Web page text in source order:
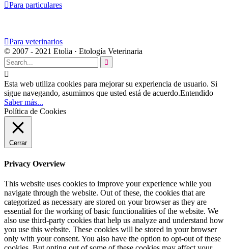
Para particulares
Para veterinarios
© 2007 - 2021 Etolia · Etología Veterinaria


Esta web utiliza cookies para mejorar su experiencia de usuario. Si
sigue navegando, asumimos que usted está de acuerdo.Entendido
Saber más...
Política de Cookies
Cerrar
Privacy Overview
This website uses cookies to improve your experience while you
navigate through the website. Out of these, the cookies that are
categorized as necessary are stored on your browser as they are
essential for the working of basic functionalities of the website. We
also use third-party cookies that help us analyze and understand how
you use this website. These cookies will be stored in your browser
only with your consent. You also have the option to opt-out of these